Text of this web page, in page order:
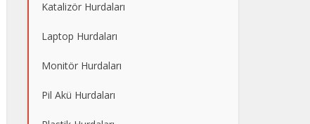
Katalizör Hurdaları
Laptop Hurdaları
Monitör Hurdaları
Pil Akü Hurdaları